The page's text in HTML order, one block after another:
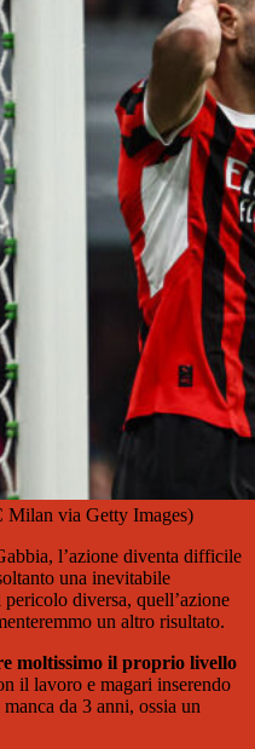
Milan via Getty Images)
l’azione diventa difficile
una inevitabile
diversa, quell’azione
un altro risultato.
moltissimo il proprio livello
il lavoro e magari inserendo
da 3 anni, ossia un